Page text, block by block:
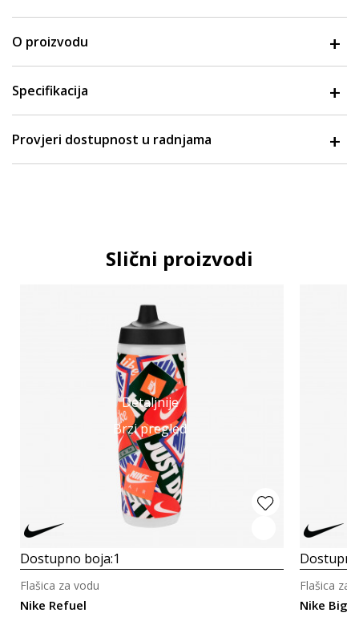
O proizvodu
Specifikacija
Provjeri dostupnost u radnjama
Slični proizvodi
Detaljnije
Brzi pregled
Dostupno boja:1
Nike Refuel
Flašica za vodu
Nike Big
Flašica za